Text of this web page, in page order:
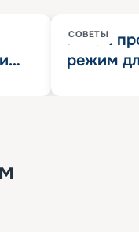
СОВЕТЫ
Китай
режим